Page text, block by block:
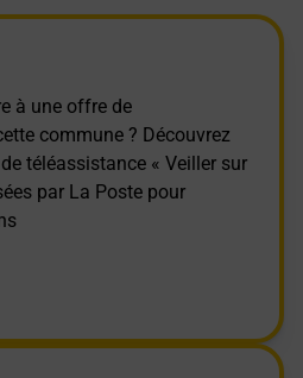
à une offre de
commune ? Découvrez
téléassistance « Veiller sur
par La Poste pour